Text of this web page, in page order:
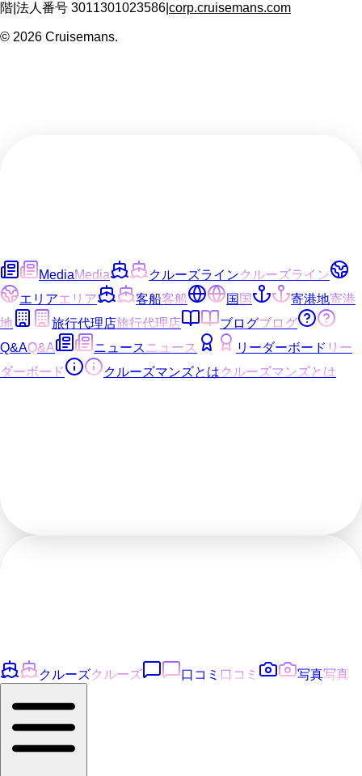
階 法人番号 3011301023586 corp.cruisemans.com
© 2026 Cruisemans.
MediaMedia クルーズラインクルーズライン
エリアエリア 客船客船 国国 寄港地寄港
地
旅行代理店旅行代理店 ブログブログ
Q&AQ&A ニュース ニュース リーダーボード リー
ダーボード
クルーズマンズとはクルーズマンズとは
クルーズクルーズ 口コミ 口コミ 写真写真